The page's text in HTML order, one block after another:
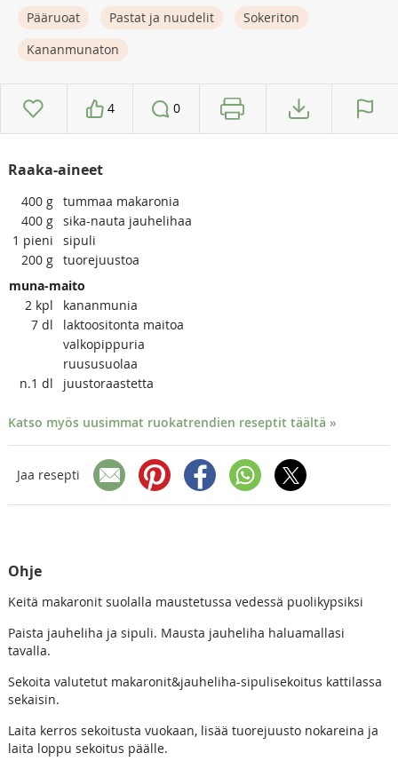
Pääruoat Pastat ja nuudelit
Sokeriton
Kananmunaton
4 0
Raaka-aineet
400 g tummaa makaronia
400 g sika-nauta jauhelihaa
1 pieni
sipuli
200 g tuorejuustoa
muna-maito
2 kpl
kananmunia
7 dl
laktoositonta maitoa
valkopippuria
ruususuolaa
n.1 dl juustoraastetta
Katso myös uusimmat ruokatrendien reseptit täältä »
Jaa resepti
Ohje
Keitä makaronit suolalla maustetussa vedessä puolikypsiksi
Paista jauheliha ja sipuli. Mausta jauheliha haluamallasi
tavalla.
Sekoita valutetut makaronit&jauheliha-sipulisekoitus kattilassa
sekaisin.
Laita kerros sekoitusta vuokaan, lisää tuorejuusto nokareina ja
laita loppu sekoitus päälle.